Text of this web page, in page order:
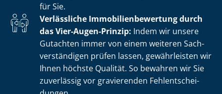
für Sie.
Verlässliche Im­mo­bi­li­en­be­wer­tung durch
das Vier-Augen-Prinzip: Indem wir unsere
Gutachten immer von einem weiteren Sach­
ver­stän­di­gen prüfen lassen, gewährleisten wir
Ihnen höchste Qualität. So bewahren wir Sie
zuverlässig vor gravierenden Fehl­ent­schei­